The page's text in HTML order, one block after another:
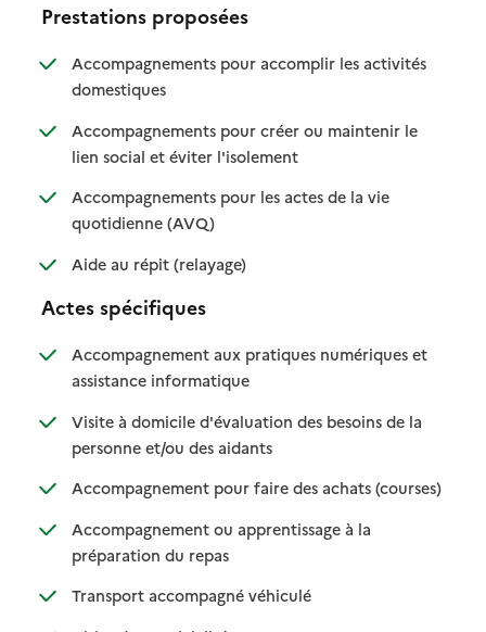
Prestations proposées
Accompagnements pour accomplir les activités
domestiques: disponible
: non disponible
Accompagnements pour créer ou maintenir le
lien social et éviter l'isolement: disponible
: non disponible
Accompagnements pour les actes de la vie
quotidienne (AVQ): disponible
: non disponible
Aide au répit (relayage): disponible
: non disponible
Actes spécifiques
Accompagnement aux pratiques numériques et
assistance informatique: disponible
: non disponible
Visite à domicile d'évaluation des besoins de la
personne et/ou des aidants: disponible
: non disponible
Accompagnement pour faire des achats (courses)
:
: non
Accompagnement ou apprentissage à la
préparation du repas: disponible
: non disponible
Transport accompagné véhiculé: disponible
: non disponible